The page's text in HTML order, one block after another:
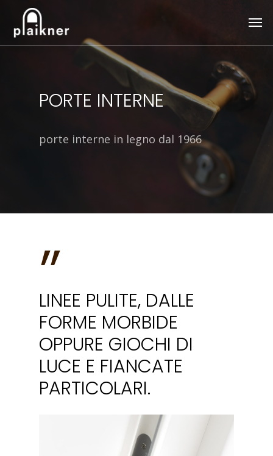
main
PORTE INTERNE
porte interne in legno dal 1966
”
LINEE PULITE, DALLE
FORME MORBIDE
OPPURE GIOCHI DI
LUCE E FIANCATE
PARTICOLARI.